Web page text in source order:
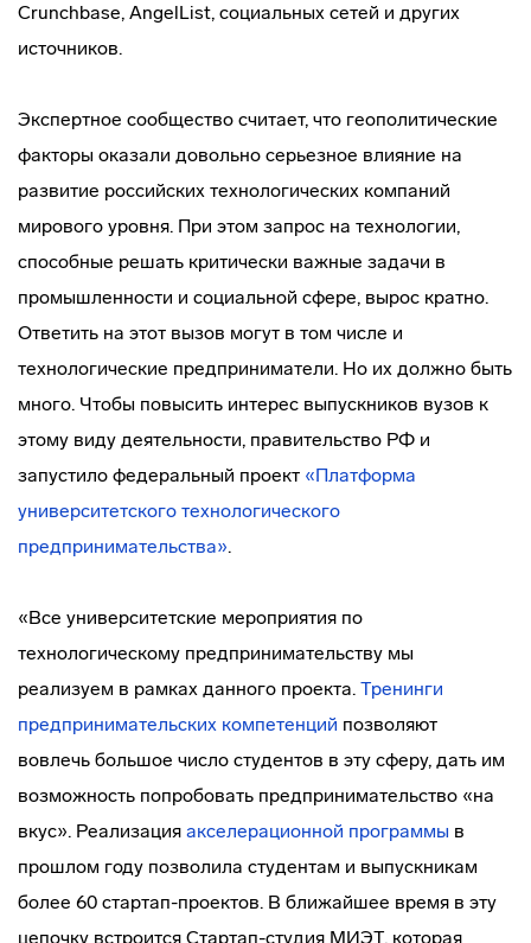
Crunchbase, AngelList, социальных сетей и других
источников.
Экспертное сообщество считает, что геополитические
факторы оказали довольно серьезное влияние на
развитие российских технологических компаний
мирового уровня. При этом запрос на технологии,
способные решать критически важные задачи в
промышленности и социальной сфере, вырос кратно.
Ответить на этот вызов могут в том числе и
технологические предприниматели. Но их должно быть
много. Чтобы повысить интерес выпускников вузов к
этому виду деятельности, правительство РФ и
запустило федеральный проект «Платформа
университетского технологического
предпринимательства».
«Все университетские мероприятия по
технологическому предпринимательству мы
реализуем в рамках данного проекта. Тренинги
предпринимательских компетенций позволяют
вовлечь большое число студентов в эту сферу, дать им
возможность попробовать предпринимательство «на
вкус». Реализация акселерационной программы в
прошлом году позволила студентам и выпускникам
более 60 стартап-проектов. В ближайшее время в эту
цепочку встроится Стартап-студия МИЭТ, которая